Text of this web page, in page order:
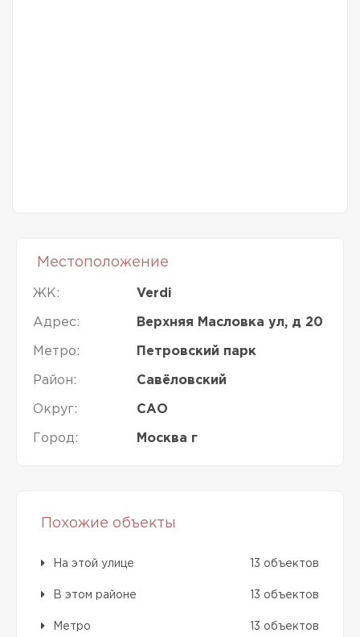
Местоположение
ЖК: Verdi
Адрес: Верхняя Масловка ул, д 20
Метро: Петровский парк
Район: Савёловский
Округ: САО
Город: Москва г
Похожие объекты
На этой улице 13 объектов
В этом районе 13 объектов
Метро 13 объектов